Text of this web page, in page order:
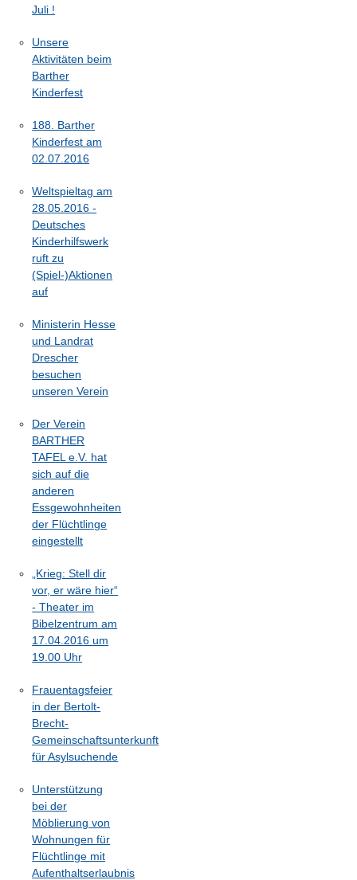
Juli !
Unsere
Aktivitäten beim
Barther
Kinderfest
188. Barther
Kinderfest am
02.07.2016
Weltspieltag am
28.05.2016 -
Deutsches
Kinderhilfswerk
ruft zu
(Spiel-)Aktionen
auf
Ministerin Hesse
und Landrat
Drescher
besuchen
unseren Verein
Der Verein
BARTHER
TAFEL e.V. hat
sich auf die
anderen
Essgewohnheiten
der Flüchtlinge
eingestellt
„Krieg: Stell dir
vor, er wäre hier“
- Theater im
Bibelzentrum am
17.04.2016 um
19.00 Uhr
Frauentagsfeier
in der Bertolt-
Brecht-
Gemeinschaftsunterkunft
für Asylsuchende
Unterstützung
bei der
Möblierung von
Wohnungen für
Flüchtlinge mit
Aufenthaltserlaubnis